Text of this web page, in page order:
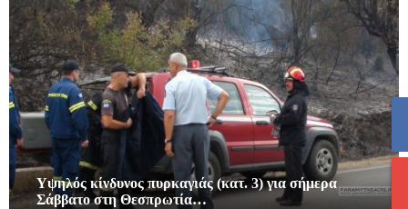
Υψηλός κίνδυνος πυρκαγιάς (κατ. 3) για σήμερα
Σάββατο στη Θεσπρωτία…